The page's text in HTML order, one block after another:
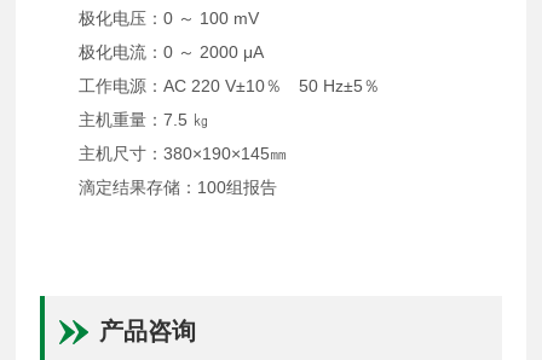
极化电压：0 ～ 100 mV
极化电流：0 ～ 2000 μA
工作电源：AC 220 V±10％ 50 Hz±5％
主机重量：7.5 ㎏
主机尺寸：380×190×145㎜
滴定结果存储：100组报告
产品咨询